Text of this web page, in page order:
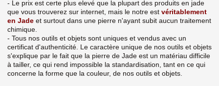
- Le prix est certe plus elevé que la plupart des produits en jade
que vous trouverez sur internet, mais le notre est véritablement
en Jade et surtout dans une pierre n'ayant subit aucun traitement
chimique.
- Tous nos outils et objets sont uniques et vendus avec un
certificat d'authenticité. Le caractère unique de nos outils et objets
s'explique par le fait que la pierre de Jade est un matériau difficile
à tailler, ce qui rend impossible la standardisation, tant en ce qui
concerne la forme que la couleur, de nos outils et objets.